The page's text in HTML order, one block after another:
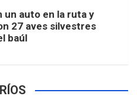
un auto en la ruta y
27 aves silvestres
baúl